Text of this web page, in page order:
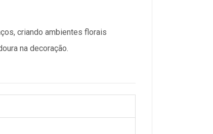
criando ambientes florais
na decoração.